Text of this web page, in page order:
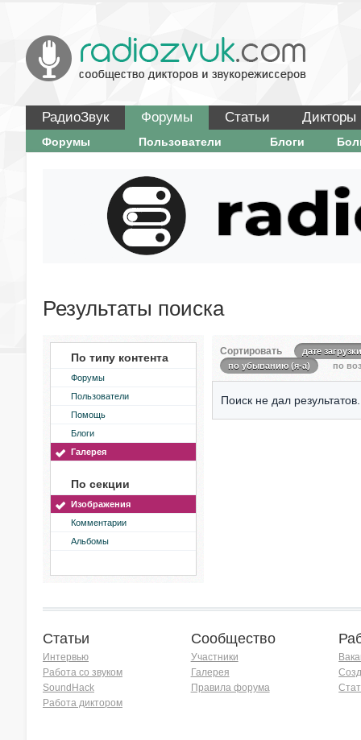
РадиоЗвук Форумы Статьи Дикторы
Форумы Пользователи Блоги
Результаты поиска
По типу контента
Форумы
Пользователи
Помощь
Блоги
Галерея
По секции
Изображения
Комментарии
Альбомы
Сортировать
дате загрузки
по убыванию (я-а)
по
Поиск не дал результатов.
Статьи
Интервью
Работа со звуком
SoundHack
Работа диктором
Сообщество
Участники
Галерея
Правила форума